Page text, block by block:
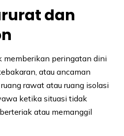
dan
memberikan peringatan dini
atau ancaman
rawat atau ruang isolasi
ketika situasi tidak
atau memanggil